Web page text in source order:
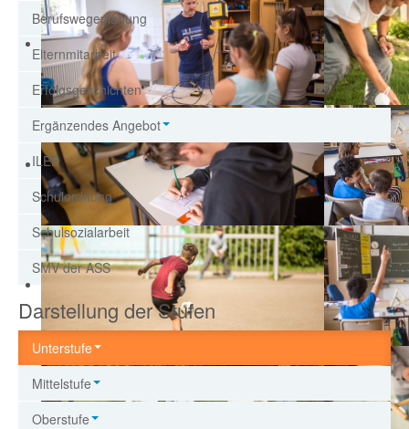
Datenschutzerklärung
MOODLE
Berufswegeplanung
Elternmitarbeit
Erfolgsgeschichten
Ergänzendes Angebot
ILEB
Schulordnung
Schulsozialarbeit
SMV der ASS
Darstellung der Stufen
Unterstufe
Mittelstufe
Oberstufe